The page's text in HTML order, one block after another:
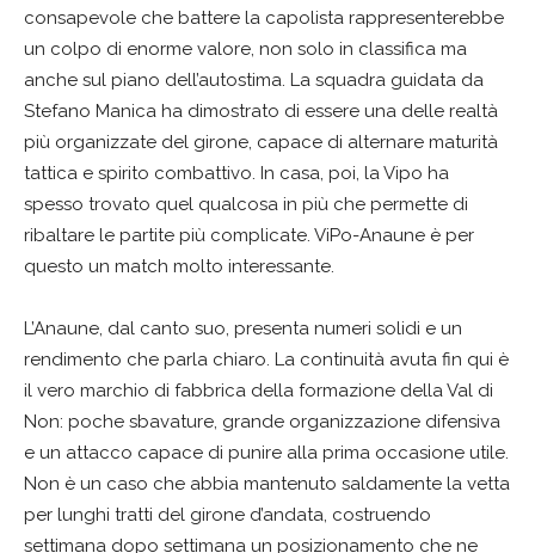
consapevole che battere la capolista rappresenterebbe
un colpo di enorme valore, non solo in classifica ma
anche sul piano dell’autostima. La squadra guidata da
Stefano Manica ha dimostrato di essere una delle realtà
più organizzate del girone, capace di alternare maturità
tattica e spirito combattivo. In casa, poi, la Vipo ha
spesso trovato quel qualcosa in più che permette di
ribaltare le partite più complicate. ViPo-Anaune è per
questo un match molto interessante.
L’Anaune, dal canto suo, presenta numeri solidi e un
rendimento che parla chiaro. La continuità avuta fin qui è
il vero marchio di fabbrica della formazione della Val di
Non: poche sbavature, grande organizzazione difensiva
e un attacco capace di punire alla prima occasione utile.
Non è un caso che abbia mantenuto saldamente la vetta
per lunghi tratti del girone d’andata, costruendo
settimana dopo settimana un posizionamento che ne